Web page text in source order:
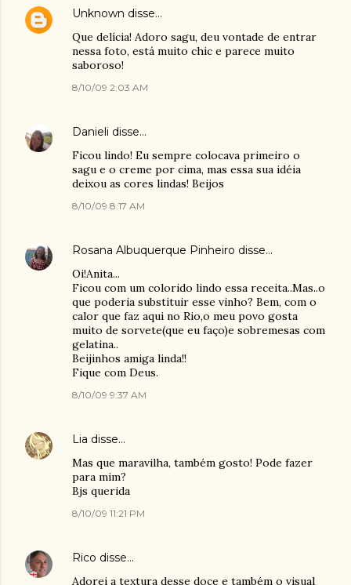
Unknown disse…
Que delícia! Adoro sagu, deu vontade de entrar
nessa foto, está muito chic e parece muito
saboroso!
8/10/09 2:03 AM
Danieli disse…
Ficou lindo! Eu sempre colocava primeiro o
sagu e o creme por cima, mas essa sua idéia
deixou as cores lindas! Beijos
8/10/09 8:17 AM
Rosana Albuquerque Pinheiro disse…
Oi!Anita...
Ficou com um colorido lindo essa receita..Mas..o
que poderia substituir esse vinho? Bem, com o
calor que faz aqui no Rio,o meu povo gosta
muito de sorvete(que eu faço)e sobremesas com
gelatina..
Beijinhos amiga linda!!
Fique com Deus.
8/10/09 9:37 AM
Lia disse…
Mas que maravilha, também gosto! Pode fazer
para mim?
Bjs querida
8/10/09 11:21 PM
Rico disse…
Adorei a textura desse doce e também o visual